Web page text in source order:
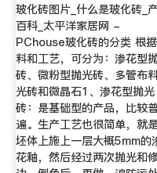
玻化砖图片_什么是玻化砖_
百科_太平洋家居网 -
PChouse玻化砖的分类 根
料和工艺，可分为：渗花型
砖、微粉型抛光砖、多管布
光砖和微晶石1、渗花型抛光
砖：是基础型的产品，比较
遍。生产工艺也很简单，就
坯体上施上一层大概5mm的
花釉，然后经过两次抛光和修